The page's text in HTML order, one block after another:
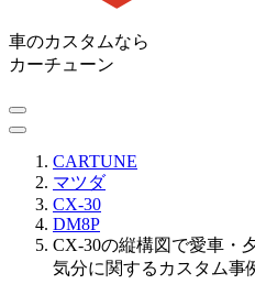
車のカスタムなら
カーチューン
CARTUNE
マツダ
CX-30
DM8P
CX-30の縦構図で愛車・
気分に関するカスタム事